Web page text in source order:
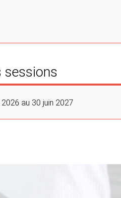
sessions
au 30 juin 2027